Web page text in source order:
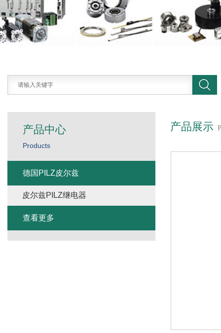
产品展示
产品中心
Products
德国PILZ皮尔兹
皮尔兹PILZ继电器
查看更多